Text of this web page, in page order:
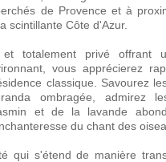
de Provence et à
scintillante Côte d'Azur.
totalement privé offrant
vous apprécierez
classique. Savourez
ombragée, admirez
et de la lavande
du chant des
qui s'étend de manière